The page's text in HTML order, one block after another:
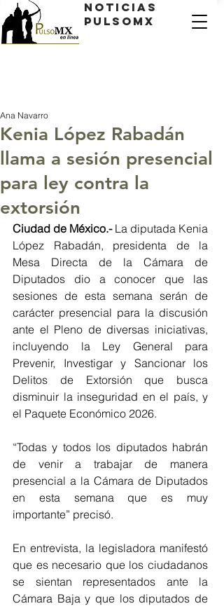
Noticias
PulsoMX
Kenia López Rabadán
llama a sesión presencial
para ley contra la
extorsión
Ana Navarro
Ciudad de México.- La diputada Kenia
López Rabadán, presidenta de la
Mesa Directa de la Cámara de
Diputados dio a conocer que las
sesiones de esta semana serán de
carácter presencial para la discusión
ante el Pleno de diversas iniciativas,
incluyendo la Ley General para
Prevenir, Investigar y Sancionar los
Delitos de Extorsión que busca
disminuir la inseguridad en el país, y
el Paquete Económico 2026.
“Todas y todos los diputados habrán
de venir a trabajar de manera
presencial a la Cámara de Diputados
en esta semana que es muy
importante” precisó.
En entrevista, la legisladora manifestó
que es necesario que los ciudadanos
se sientan representados ante la
Cámara Baja y que los diputados de